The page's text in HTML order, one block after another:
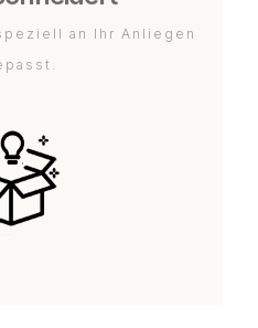
an Ihr Anliegen